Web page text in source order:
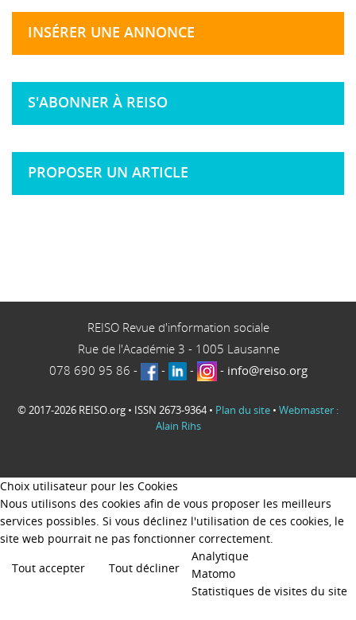
INSÉRER UNE ANNONCE
S'ABONNER À REISO
PROPOSER UN ARTICLE
REISO Revue d'information sociale
Rue de l'Académie 3 - 1005 Lausanne
078 690 95 86 - - - - info@reiso.org
© 2017-2026 REISO.org • ISSN 2673-9364 • Plan du site • Webmaster :
Alain Rihs
Choix utilisateur pour les Cookies
Nous utilisons des cookies afin de vous proposer les meilleurs
services possibles. Si vous déclinez l'utilisation de ces cookies, le
site web pourrait ne pas fonctionner correctement.
Tout accepter
Tout décliner
Analytique
Matomo
Statistiques de visites du site